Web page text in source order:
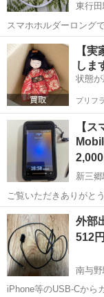
東行田
スマホホルダーロングです。 ベッド、テーブル、デスク
ぶらでユーチューブ他視聴にい
用しない為お譲りしま
埼玉 行田市 東
【
しま
状態
プリフラ
【
2,000
新三郷
ご覧いただきありがとうございます。 【
Windows Mobile 6.5
埼玉 三郷市 新
外部
512円
南与野
iPhone等のUSB-Cから